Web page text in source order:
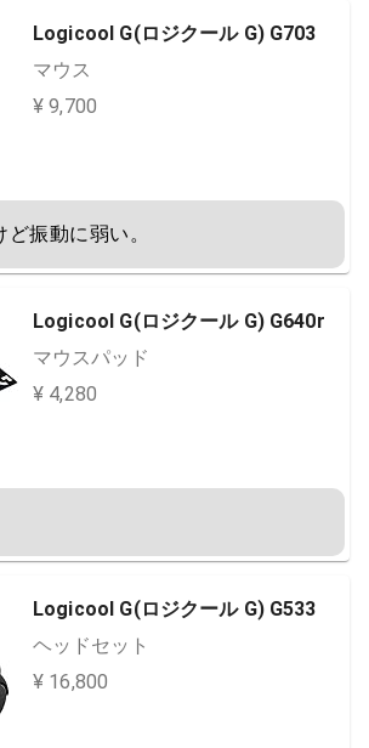
Logicool G(ロジクール G) G703
マウス
¥ 9,700
振動に弱い。
Logicool G(ロジクール G) G640r
マウスパッド
¥ 4,280
Logicool G(ロジクール G) G533
ヘッドセット
¥ 16,800